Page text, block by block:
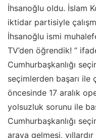
İhsanoğlu oldu. İslam
iktidar partisiyle
İhsanoğlu ismi
TV’den öğrendik! ”
Cumhurbaşkanlığı
seçimlerden başarı ile
öncesinde 17 aralık
yolsuzluk sorunu ile
Cumhurbaşkanlığı
araya gelmesi,